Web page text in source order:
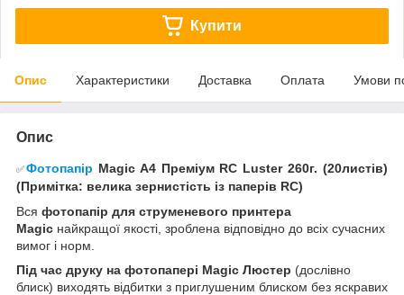
Купити
Опис Характеристики Доставка Оплата Умови
Опис
✅️Фотопапір Magic A4 Преміум RC Luster 260г. (20листів)
(Примітка: велика зернистість із паперів RC)
Вся фотопапір для струменевого принтера
Magic найкращої якості, зроблена відповідно до всіх сучасних
вимог і норм.
Під час друку на фотопапері Magic Люстер (дослівно
блиск) виходять відбитки з приглушеним блиском без яскравих